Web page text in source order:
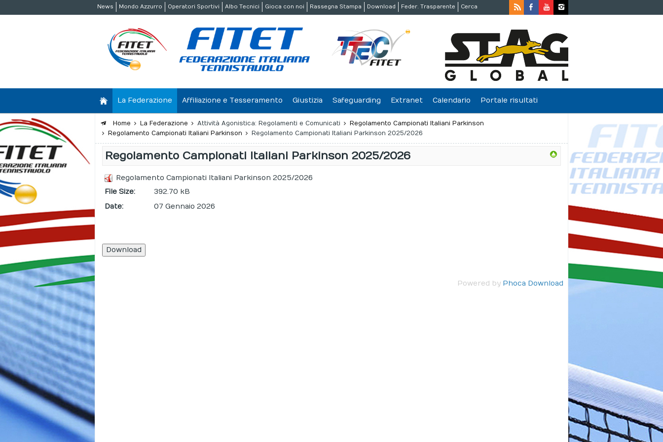
News Mondo Azzurro Operatori Sportivi Albo Tecnici Gioca con noi Rassegna Stampa Download Feder. Trasparente Cerca
La Federazione Affiliazione e Tesseramento Giustizia Safeguarding Extranet Calendario Portale risultati
Home La Federazione Attività Agonistica: Regolamenti e Comunicati
Regolamento Campionati Italiani Parkinson
Regolamento Campionati Italiani Parkinson
Regolamento Campionati Italiani Parkinson 2025/2026
Regolamento Campionati Italiani Parkinson 2025/2026
Regolamento Campionati Italiani Parkinson 2025/2026
File Size:
392.70 kB
Date:
07 Gennaio 2026
Powered by Phoca Download